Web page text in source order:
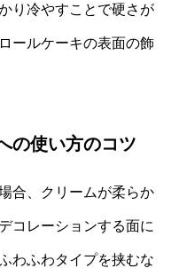
り冷やすことで硬さが
ールケーキの表面の飾
の使い方のコツ
合、クリームが柔らか
コレーションする面に
わふわタイプを挟むな